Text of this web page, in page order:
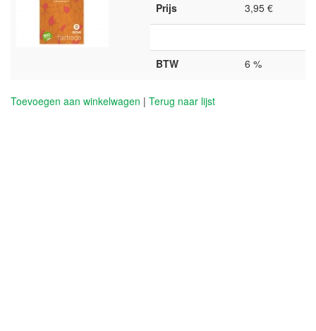
Prijs 3,95 €
BTW 6 %
Toevoegen aan winkelwagen | Terug naar lijst